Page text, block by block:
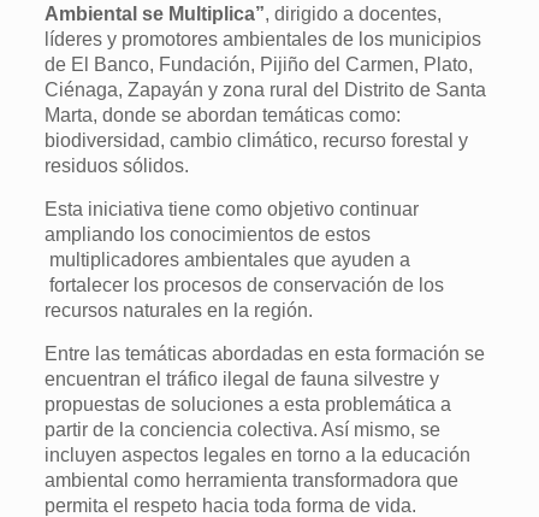
Ambiental se Multiplica”, dirigido a docentes,
líderes y promotores ambientales de los municipios
de El Banco, Fundación, Pijiño del Carmen, Plato,
Ciénaga, Zapayán y zona rural del Distrito de Santa
Marta, donde se abordan temáticas como:
biodiversidad, cambio climático, recurso forestal y
residuos sólidos.
Esta iniciativa tiene como objetivo continuar
ampliando los conocimientos de estos
multiplicadores ambientales que ayuden a
fortalecer los procesos de conservación de los
recursos naturales en la región.
Entre las temáticas abordadas en esta formación se
encuentran el tráfico ilegal de fauna silvestre y
propuestas de soluciones a esta problemática a
partir de la conciencia colectiva. Así mismo, se
incluyen aspectos legales en torno a la educación
ambiental como herramienta transformadora que
permita el respeto hacia toda forma de vida.